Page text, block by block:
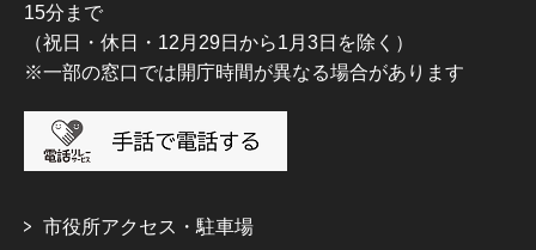
15分まで
（祝日・休日・12月29日から1月3日を除く）
※一部の窓口では開庁時間が異なる場合があります
市役所アクセス・駐車場